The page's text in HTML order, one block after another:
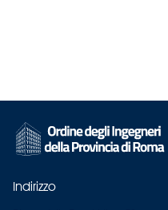
Indirizzo